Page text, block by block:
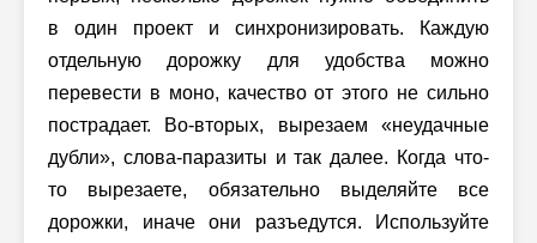
в один проект и синхронизировать. Каждую
отдельную дорожку для удобства можно
перевести в моно, качество от этого не сильно
пострадает. Во-вторых, вырезаем «неудачные
дубли», слова-паразиты и так далее. Когда что-
то вырезаете, обязательно выделяйте все
дорожки, иначе они разъедутся. Используйте